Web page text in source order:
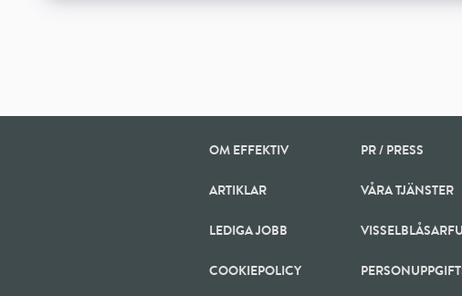
OM EFFEKTIV
ARTIKLAR
LEDIGA JOBB
COOKIEPOLICY
PR / PRESS
VÅRA TJÄNSTER